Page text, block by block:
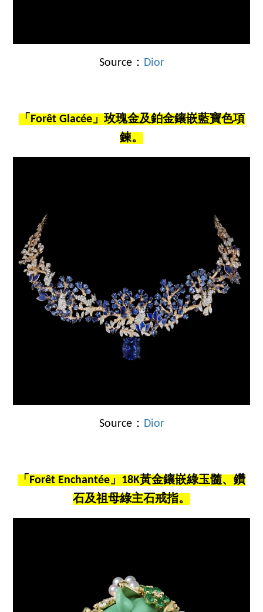
Source： Dior
「Forêt Glacée」玫瑰金及鉑金鑲嵌藍寶色項
鍊。
Source： Dior
「Forêt Enchantée」18K黃金鑲嵌綠玉髓、鑽
石及祖母綠主石戒指。